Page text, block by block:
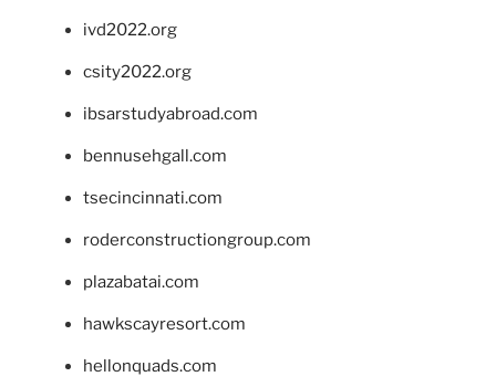
ivd2022.org
csity2022.org
ibsarstudyabroad.com
bennusehgall.com
tsecincinnati.com
roderconstructiongroup.com
plazabatai.com
hawkscayresort.com
hellonquads.com